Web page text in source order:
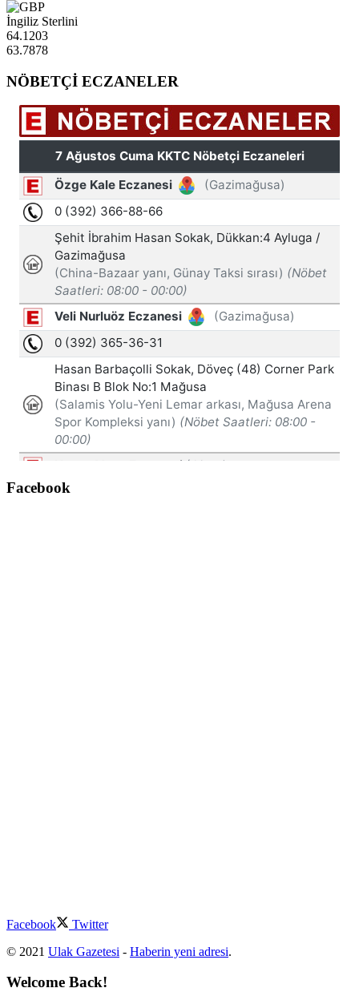
İngiliz Sterlini
64.1203
63.7878
NÖBETÇİ ECZANELER
Facebook
Facebook
Twitter
© 2021 Ulak Gazetesi - Haberin yeni adresi.
Welcome Back!